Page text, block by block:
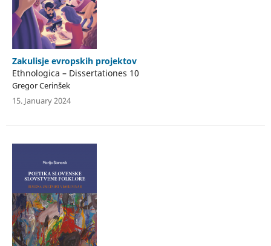
Zakulisje evropskih projektov
Ethnologica – Dissertationes 10
Gregor Cerinšek
15. January 2024